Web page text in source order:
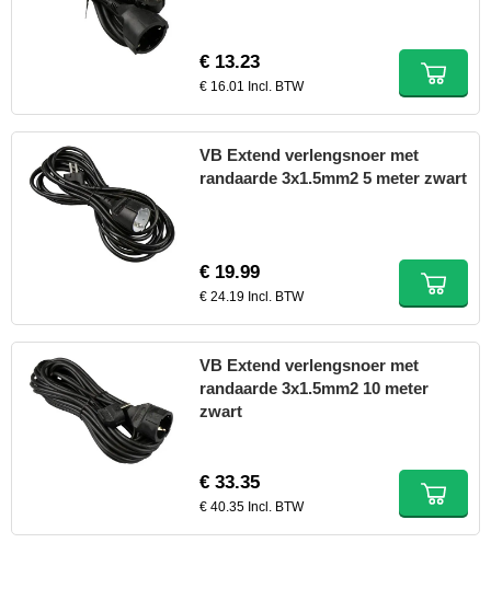
€ 13.23
€ 16.01 Incl. BTW
VB Extend verlengsnoer met
randaarde 3x1.5mm2 5 meter zwart
€ 19.99
€ 24.19 Incl. BTW
VB Extend verlengsnoer met
randaarde 3x1.5mm2 10 meter
zwart
€ 33.35
€ 40.35 Incl. BTW